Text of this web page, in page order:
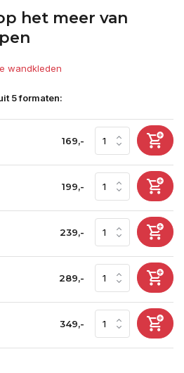
het meer van
wandkleden
5 formaten:
169,-
199,-
239,-
289,-
349,-